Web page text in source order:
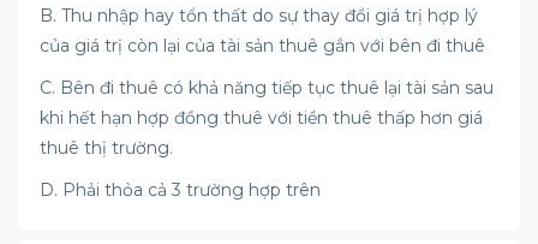
B. Thu nhập hay tổn thất do sự thay đổi giá trị hợp lý
của giá trị còn lại của tài sản thuê gắn với bên đi thuê
C. Bên đi thuê có khả năng tiếp tục thuê lại tài sản sau
khi hết hạn hợp đồng thuê với tiền thuê thấp hơn giá
thuê thị trường.
D. Phải thỏa cả 3 trường hợp trên